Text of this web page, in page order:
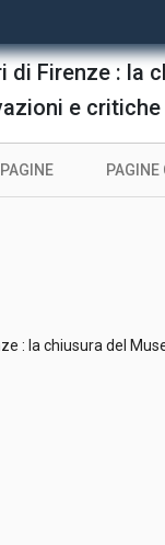
Firenze : la
e
PAGINE
: la chiusura del